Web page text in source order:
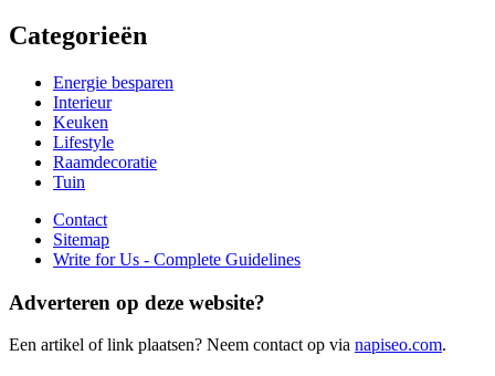
Categorieën
Energie besparen
Interieur
Keuken
Lifestyle
Raamdecoratie
Tuin
Contact
Sitemap
Write for Us - Complete Guidelines
Adverteren op deze website?
Een artikel of link plaatsen? Neem contact op via napiseo.com.